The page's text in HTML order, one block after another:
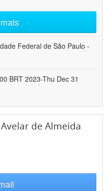
Federal de São Paulo -
BRT 2023-Thu Dec 31
de Almeida